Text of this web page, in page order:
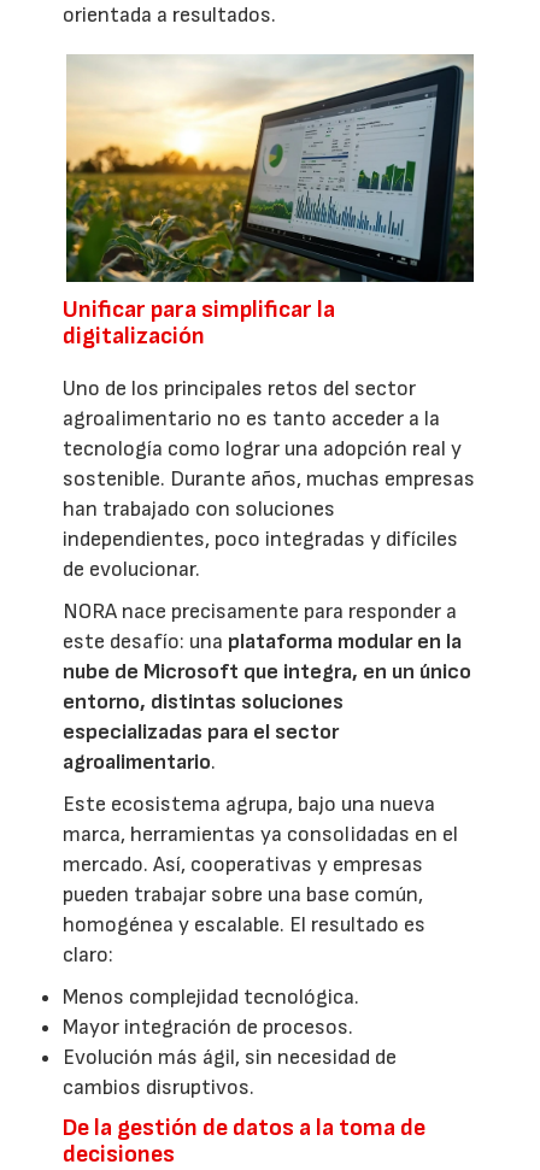
orientada a resultados.
Unificar para simplificar la
digitalización
Uno de los principales retos del sector
agroalimentario no es tanto acceder a la
tecnología como lograr una adopción real y
sostenible. Durante años, muchas empresas
han trabajado con soluciones
independientes, poco integradas y difíciles
de evolucionar.
NORA nace precisamente para responder a
este desafío: una plataforma modular en la
nube de Microsoft que integra, en un único
entorno, distintas soluciones
especializadas para el sector
agroalimentario.
Este ecosistema agrupa, bajo una nueva
marca, herramientas ya consolidadas en el
mercado. Así, cooperativas y empresas
pueden trabajar sobre una base común,
homogénea y escalable. El resultado es
claro:
Menos complejidad tecnológica.
Mayor integración de procesos.
Evolución más ágil, sin necesidad de
cambios disruptivos.
De la gestión de datos a la toma de
decisiones